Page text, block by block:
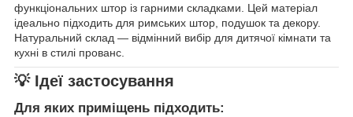
функціональних штор із гарними складками. Цей матеріал
ідеально підходить для римських штор, подушок та декору.
Натуральний склад — відмінний вибір для дитячої кімнати та
кухні в стилі прованс.
💡 Ідеї застосування
Для яких приміщень підходить: